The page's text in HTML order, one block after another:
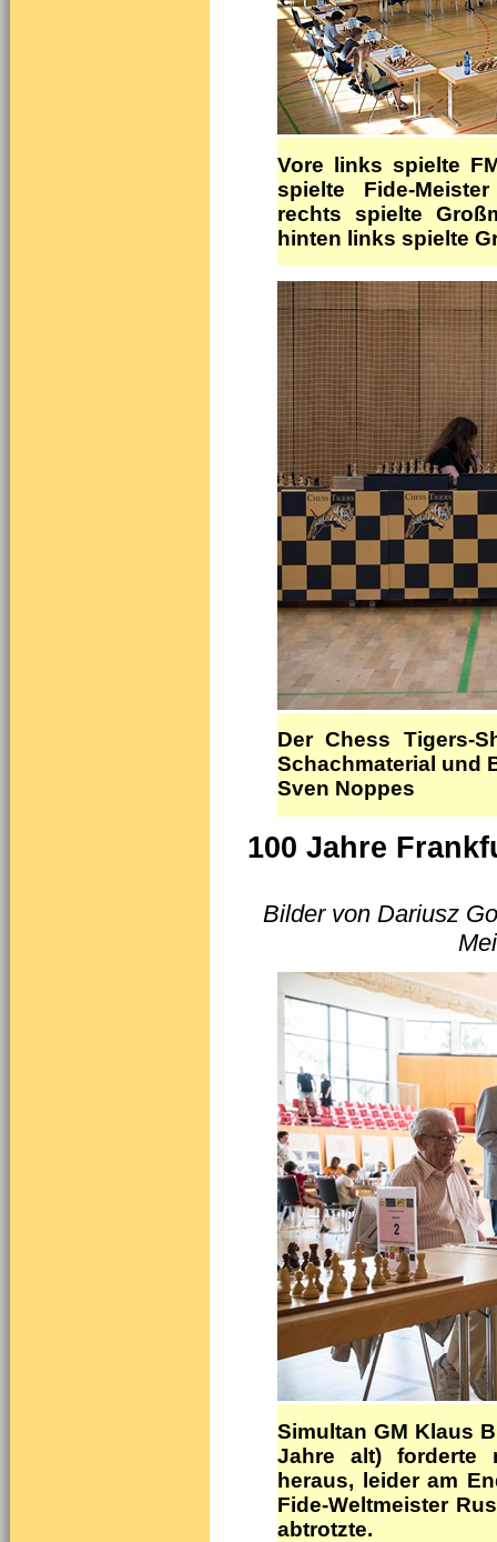
Vore links spielte
spielte Fide-
rechts spielte
hinten links spielte
Der Chess Tigers-
Schachmaterial und
Sven Noppes
100 Jahre
Bilder von Dariusz
Simultan GM Klaus
Jahre alt) forderte
heraus, leider am
Fide-Weltmeister
abtrotzte.